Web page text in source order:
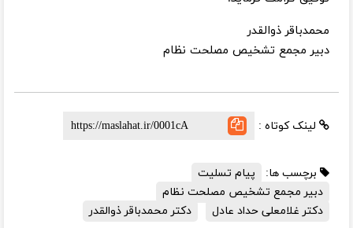
محمدباقر ذوالقدر
دبیر مجمع تشخیص مصلحت نظام
لینک کوتاه :
برچسب ها:
پیام تسلیت
دبیر مجمع تشخیص مصلحت نظام
دکتر غلامعلی حداد عادل
دکتر محمدباقر ذوالقدر